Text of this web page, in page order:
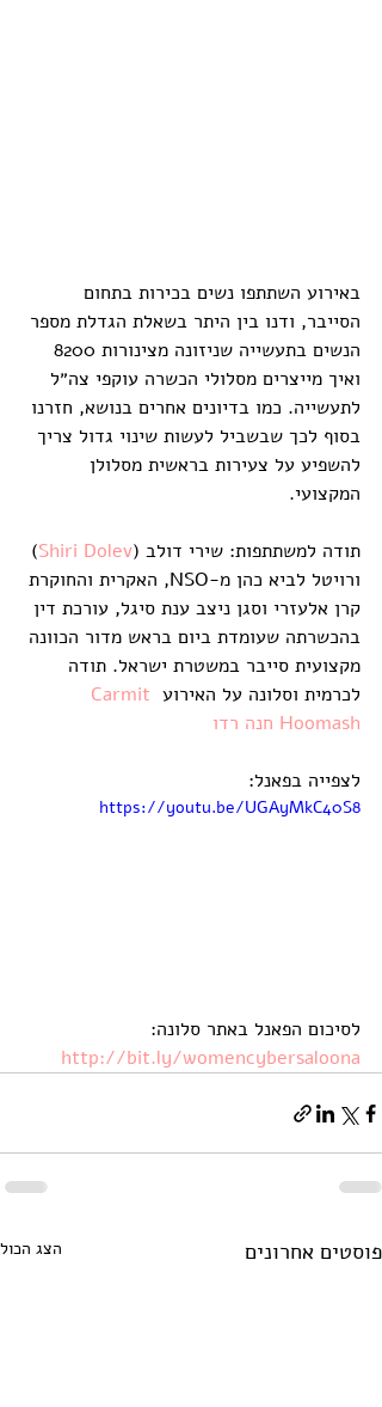
באירוע השתתפו נשים בכירות בתחום
הסייבר, ודנו בין היתר בשאלת הגדלת מספר
ואיך מייצרים מסלולי הכשרה עוקפי צה״ל
לתעשייה. כמו בדיונים אחרים בנושא, חזרנו
בסוף לכך שבשביל לעשות שינוי גדול צריך
להשפיע על צעירות בראשית מסלולן
המקצועי.
תודה למשתתפות: שירי דולב (Shiri Dolev
)
ורויטל לביא כהן מ-NSO, האקרית והחוקרת
קרן אלעזרי וסגן ניצב ענת סיגל, עורכת דין
בהכשרתה שעומדת ביום בראש מדור הכוונה
מקצועית סייבר במשטרת ישראל. תודה
לכרמית וסלונה על האירוע Carmit
Hoomash חנה רדו
לצפייה בפאנל:
https://youtu.be/UGAyMkC40S8
לסיכום הפאנל באתר סלונה:
http://bit.ly/womencybersaloona
פוסטים אחרונים הצג הכול